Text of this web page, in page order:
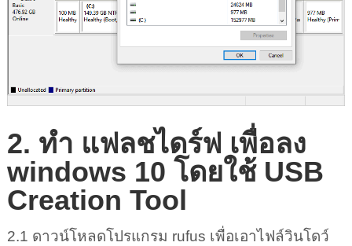
2. ทํา แฟลชไดร์ฟ เพื่อลง
windows 10 โดยใช้ USB
Creation Tool
2.1 ดาวน์โหลดโปรแกรม rufus เพื่อเอาไฟล์วินโดว์